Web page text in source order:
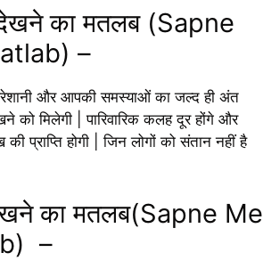
देखने का मतलब (Sapne
–
और आपकी समस्याओं का जल्द ही अंत
को मिलेगी | पारिवारिक कलह दूर होंगे और
प्राप्ति होगी | जिन लोगों को संतान नहीं है
देखने का मतलब(Sapne Me
–